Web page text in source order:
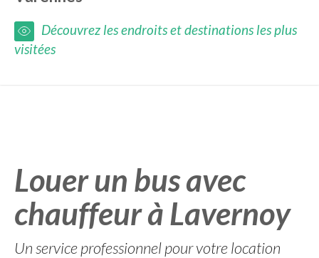
Découvrez les endroits et destinations les plus
visitées
Louer un bus avec
chauffeur à Lavernoy
Un service professionnel pour votre location